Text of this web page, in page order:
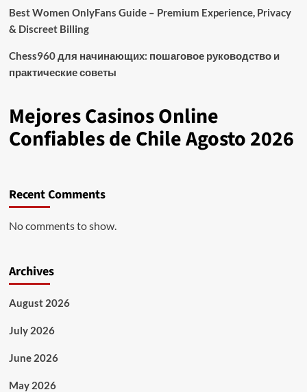
Best Women OnlyFans Guide – Premium Experience, Privacy
& Discreet Billing
Chess960 для начинающих: пошаговое руководство и
практические советы
Mejores Casinos Online
Confiables de Chile Agosto 2026
Recent Comments
No comments to show.
Archives
August 2026
July 2026
June 2026
May 2026